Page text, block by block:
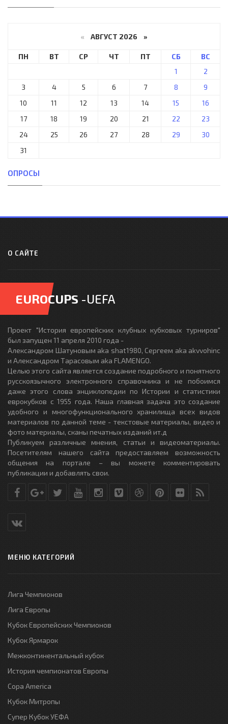
« АВГУСТ 2026 »
ПН ВТ СР ЧТ ПТ СБ
ВС
1
2
3
4 5 6 7 8
9
10
11 12 13 14 15
16
17
18 19 20 21 22
23
24
25 26 27 28 29
30
31
ОПРОСЫ
О САЙТЕ
EUROCUPS -UEFA
Проект "История европейских клубных кубковых турниров"
был запущен 11 апреля 2010 года -
Александром Шатуновым aka shat1980, Сергеем aka akvvohinc
и Александром Тарасовым aka FLAMENGO.
Целью этого сайта является создание подробного и понятного
русскоязычного электронного справочника и не побоимся
даже этого слова энциклопедии по Истории и статистики
еврокубков с 1955 года. Наша главная задача это создание
удобного и многофункционального хранилища всех видов
материалов по данной теме - текстовые материалы, видео и
фото материалы, сканы печатных изданий ит.д
Публикуем различные мнения, статьи и видеоматериалы.
Посетителям нашего сайта предоставляем возможность
общения на портале – вы можете комментировать
публикации и добавлять свои.
МЕНЮ КАТЕГОРИЙ
Лига Чемпионов
Лига Европы
Кубок Европейских Чемпионов
Кубок Ярмарок
Межконтинентальный кубок
История чемпионатов Европы
Copa America
Кубок Митропы
Супер Кубок УЕФА